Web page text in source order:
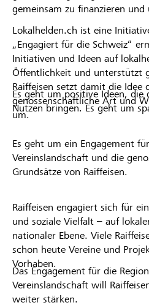
gemeinsam zu finanzieren und
Lokalhelden.ch ist eine
„Engagiert für die Schweiz“
Initiativen und Ideen auf
Öffentlichkeit und unterstützt
Raiffeisen setzt damit die Idee
genossenschaftliche Art und
um.
Es geht um positive Ideen, die
Nutzen bringen. Es geht um
Es geht um ein Engagement
Vereinslandschaft und die
Grundsätze von Raiffeisen.
Raiffeisen engagiert sich für
und soziale Vielfalt – auf
nationaler Ebene. Viele
schon heute Vereine und
Vorhaben.
Das Engagement für die
Vereinslandschaft will
weiter stärken.